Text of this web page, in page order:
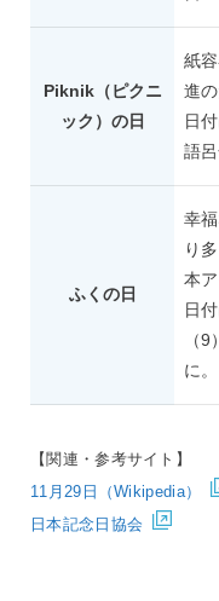
Piknik（ピクニ
ック）の日
紙
進
日
語
ふくの日
幸
り
本
日
（
に。
【関連・参考サイト】
11月29日（Wikipedia）
日本記念日協会